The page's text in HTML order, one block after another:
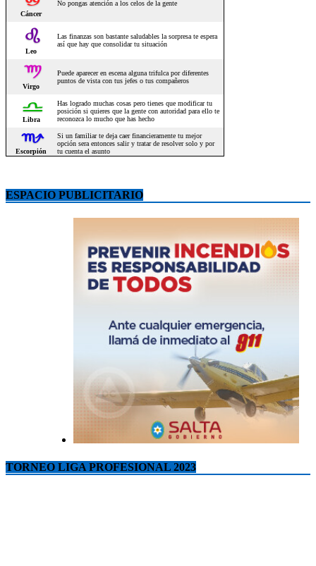
ESPACIO PUBLICITARIO
TORNEO LIGA PROFESIONAL 2023